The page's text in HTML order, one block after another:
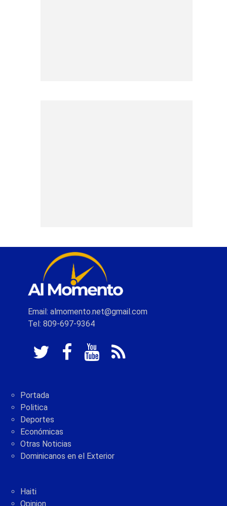
Email: almomento.net@gmail.com
Tel: 809-697-9364
Portada
Politica
Deportes
Económicas
Otras Noticias
Dominicanos en el Exterior
Haiti
Opinion